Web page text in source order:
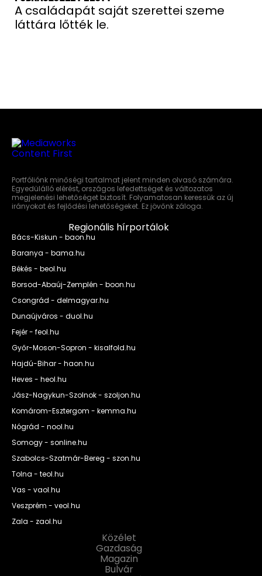
A családapát saját szerettei szeme
láttára lőtték le.
Portfóliónk minőségi tartalmat jelent minden olvasó számára.
Egyedülálló elérést, országos lefedettséget és változatos
megjelenési lehetőséget biztosít. Folyamatosan keressük az új
irányokat és fejlődési lehetőségeket. Ez jövőnk záloga.
Regionális hírportálok
Bács-Kiskun - baon.hu
Baranya - bama.hu
Békés - beol.hu
Borsod-Abaúj-Zemplén - boon.hu
Csongrád - delmagyar.hu
Dunaújváros - duol.hu
Fejér - feol.hu
Győr-Moson-Sopron - kisalfold.hu
Hajdú-Bihar - haon.hu
Heves - heol.hu
Jász-Nagykun-Szolnok - szoljon.hu
Komárom-Esztergom - kemma.hu
Nógrád - nool.hu
Somogy - sonline.hu
Szabolcs-Szatmár-Bereg - szon.hu
Tolna - teol.hu
Vas - vaol.hu
Veszprém - veol.hu
Zala - zaol.hu
Közélet
Gazdaság
Magazin
Bulvár